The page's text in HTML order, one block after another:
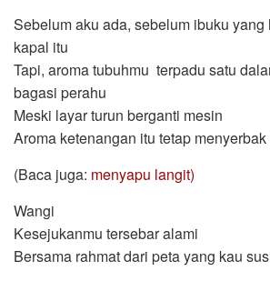
Sebelum aku ada, sebelum ibuku yang
kapal itu
Tapi, aroma tubuhmu terpadu satu
bagasi perahu
Meski layar turun berganti mesin
Aroma ketenangan itu tetap
(Baca juga: menyapu langit)
Wangi
Kesejukanmu tersebar alami
Bersama rahmat dari peta yang kau